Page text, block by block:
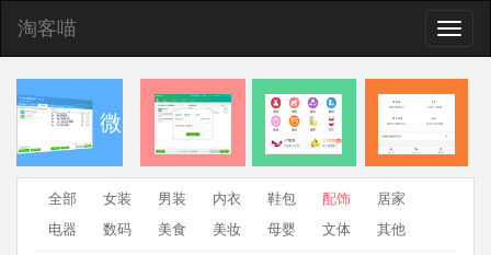
Toggle
淘客喵
微
信QQ发群 查券返 CMS优 合伙人
全部 女装 男装 内衣 鞋包 配饰
居家
电器
数码 美食 美妆 母婴 文体 其他